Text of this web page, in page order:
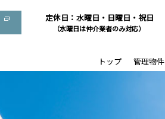
定休日：水曜日・日曜日・祝日
（水曜日は仲介業者のみ対応）
トップ 管理物件